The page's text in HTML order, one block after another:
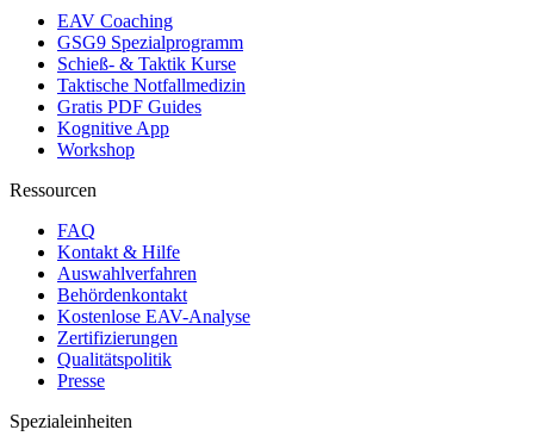
EAV Coaching
GSG9 Spezialprogramm
Schieß- & Taktik Kurse
Taktische Notfallmedizin
Gratis PDF Guides
Kognitive App
Workshop
Ressourcen
FAQ
Kontakt & Hilfe
Auswahlverfahren
Behördenkontakt
Kostenlose EAV-Analyse
Zertifizierungen
Qualitätspolitik
Presse
Spezialeinheiten